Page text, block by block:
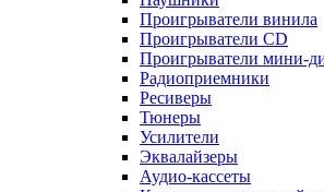
Проигрыватели винила
Проигрыватели CD
Проигрыватели мини-
Радиоприемники
Ресиверы
Тюнеры
Усилители
Эквалайзеры
Аудио-кассеты